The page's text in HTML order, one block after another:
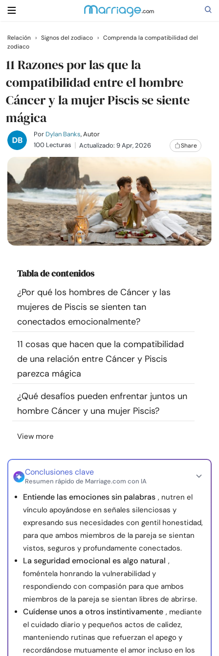
Buscar
Casarse
Relaciones
Familia
Ayuda
Cursos
Recursos
Encuentra un terapeuta
Idioma
Sobre nosotros Contáctanos Escríbenos
Publicidad con
© Copyright 2026. Todos los derechos reservados.
Relación › Signos del zodiaco › Comprenda la compatibilidad del
zodiaco
11 Razones por las que la
compatibilidad entre el hombre
Cáncer y la mujer Piscis se siente
mágica
Por Dylan Banks, Autor
100 Lecturas
Actualizado: 9 Apr, 2026 Share
Tabla de contenidos
¿Por qué los hombres de Cáncer y las
mujeres de Piscis se sienten tan
conectados emocionalmente?
11 cosas que hacen que la compatibilidad
de una relación entre Cáncer y Piscis
parezca mágica
¿Qué desafíos pueden enfrentar juntos un
hombre Cáncer y una mujer Piscis?
View more
Conclusiones clave
Resumen rápido de Marriage.com con IA
Entiende las emociones sin palabras , nutren el
vínculo apoyándose en señales silenciosas y
expresando sus necesidades con gentil honestidad,
para que ambos miembros de la pareja se sientan
vistos, seguros y profundamente conectados.
La seguridad emocional es algo natural ,
foméntela honrando la vulnerabilidad y
respondiendo con compasión para que ambos
miembros de la pareja se sientan libres de abrirse.
Cuídense unos a otros instintivamente , mediante
el cuidado diario y pequeños actos de calidez,
manteniendo rutinas que refuerzan el apego y
recordándose mutuamente el amor incluso en los